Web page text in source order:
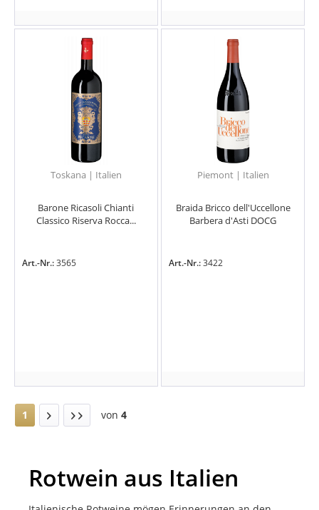
Toskana | Italien
Barone Ricasoli Chianti
Classico Riserva Rocca...
Art.-Nr.:3565
Piemont | Italien
Braida Bricco dell'Uccellone
Barbera d'Asti DOCG
Art.-Nr.:3422
1 von 4
Rotwein aus Italien